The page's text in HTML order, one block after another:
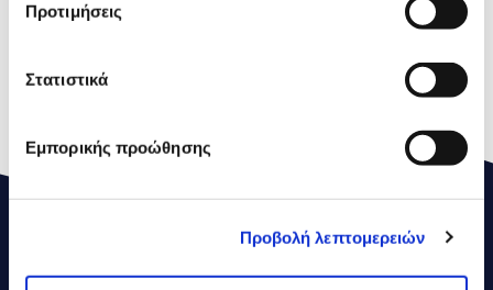
Προτιμήσεις
Στατιστικά
Εμπορικής προώθησης
Προβολή λεπτομερειών
Τμχ/Κιβώτιο
12
72
12 μήνες
ΔΕΛΤΑΣΥΝΤΑΓΕΣ